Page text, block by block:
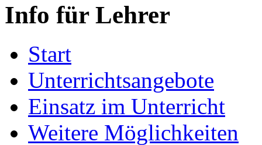
Info für Lehrer
Start
Unterrichtsangebote
Einsatz im Unterricht
Weitere Möglichkeiten